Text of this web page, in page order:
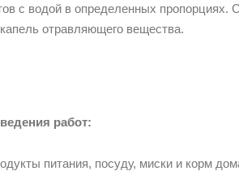
с водой в определенных
отравляющего вещества.
работ:
питания, посуду, миски и корм